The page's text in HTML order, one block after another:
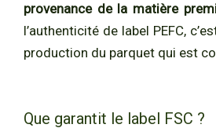
provenance de la matière
l’authenticité de label PEFC,
production du parquet qui est
Que garantit le label FSC ?